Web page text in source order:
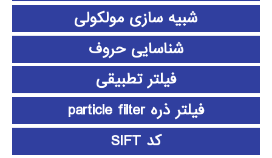
شبیه سازی مولکولی
شناسایی حروف
فیلتر تطبیقی
فیلتر ذره particle filter
کد SIFT